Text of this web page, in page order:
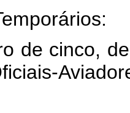
cinco,